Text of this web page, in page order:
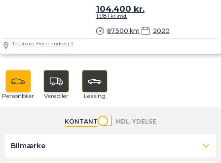
87.500 km 2020
104.400 kr.
1.981 kr./md.
Taastrup, Husmandsvej 3
Personbiler Varebiler Leasing
KONTANT MDL. YDELSE
Bilmærke